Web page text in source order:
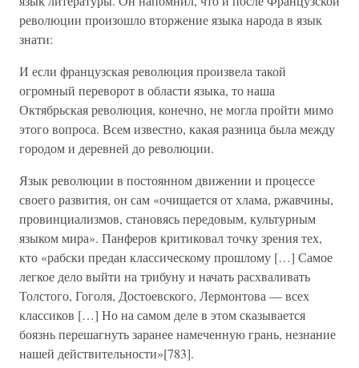
революции произошло вторжение языка народа в язык
знати:
И если французская революция произвела такой
огромный переворот в области языка, то наша
Октябрьская революция, конечно, не могла пройти мимо
этого вопроса. Всем известно, какая разница была между
городом и деревней до революции.
Язык революции в постоянном движении и процессе
своего развития, он сам «очищается от хлама, ржавчины,
провинциализмов, становясь передовым, культурным
языком мира». Панферов критиковал точку зрения тех,
кто «рабски предан классическому прошлому […] Самое
легкое дело выйти на трибуну и начать расхваливать
Толстого, Гоголя, Достоевского, Лермонтова — всех
классиков […] Но на самом деле в этом сказывается
боязнь перешагнуть заранее намеченную грань, незнание
нашей действительности»[783].